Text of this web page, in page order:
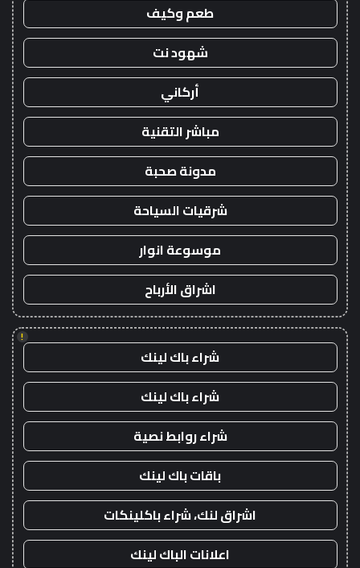
طعم وكيف
شهود نت
أركاني
مباشر التقنية
مدونة صحبة
شرقيات السياحة
موسوعة انوار
اشراق الأرباح
!
شراء باك لينك
شراء باك لينك
شراء روابط نصية
باقات باك لينك
اشراق لنك، شراء باكلينكات
اعلانات الباك لينك